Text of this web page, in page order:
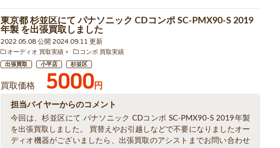
東京都 杉並区にて パナソニック CDコンポ SC-PMX90-S 2019
年製 を出張買取しました
2022.05.08 公開 2024.09.11 更新
オーディオ 買取実績 コンポ 買取実績
出張買取 小平店 杉並区
買取価格 5000円
担当バイヤーからのコメント
今回は、杉並区にて パナソニック CDコンポ SC-PMX90-S 2019年製
を出張買取しました。 買替えやお引越しなどで不要になりましたオー
ディオ機器がございましたら、出張買取のアシストまでお問い合わせ